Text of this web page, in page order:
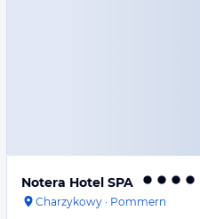
Notera Hotel SPA
Charzykowy · Pommern